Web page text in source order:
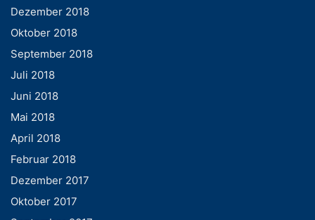
Dezember 2018
Oktober 2018
September 2018
Juli 2018
Juni 2018
Mai 2018
April 2018
Februar 2018
Dezember 2017
Oktober 2017